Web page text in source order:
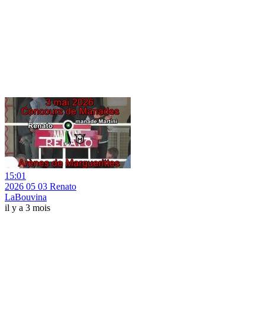
15:01
2026 05 03 Renato
LaBouvina
il y a 3 mois